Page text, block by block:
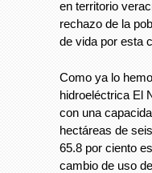
en territorio
rechazo de la
de vida por esta
Como ya lo
hidroeléctrica El
con una
hectáreas de
65.8 por ciento
cambio de uso